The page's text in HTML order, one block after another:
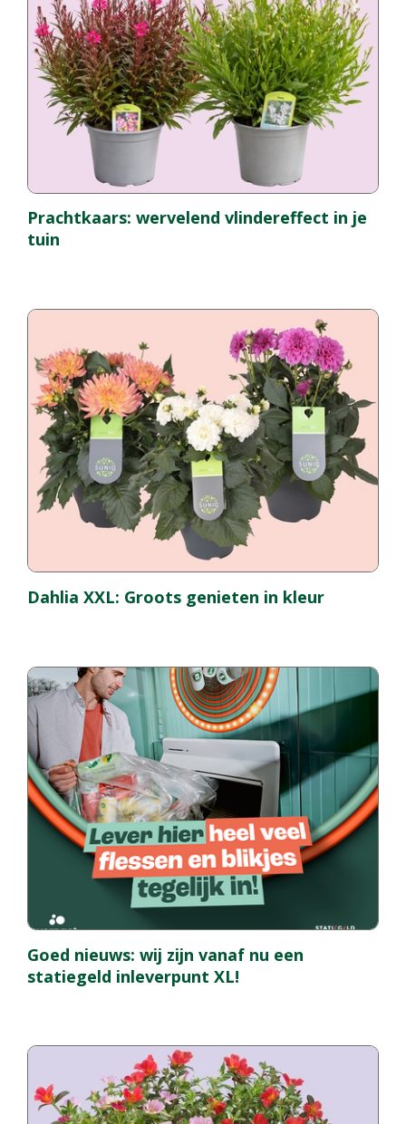
Prachtkaars: wervelend vlindereffect in je
tuin
Dahlia XXL: Groots genieten in kleur
Goed nieuws: wij zijn vanaf nu een
statiegeld inleverpunt XL!